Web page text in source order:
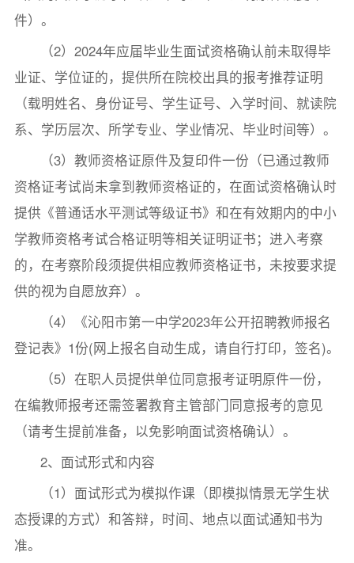
件）。
（2）2024年应届毕业生面试资格确认前未取得毕
业证、学位证的，提供所在院校出具的报考推荐证明
（载明姓名、身份证号、学生证号、入学时间、就读院
系、学历层次、所学专业、学业情况、毕业时间等）。
（3）教师资格证原件及复印件一份（已通过教师
资格证考试尚未拿到教师资格证的，在面试资格确认时
提供《普通话水平测试等级证书》和在有效期内的中小
学教师资格考试合格证明等相关证明证书；进入考察
的，在考察阶段须提供相应教师资格证书，未按要求提
供的视为自愿放弃）。
（4）《沁阳市第一中学2023年公开招聘教师报名
登记表》1份(网上报名自动生成，请自行打印，签名)。
（5）在职人员提供单位同意报考证明原件一份，
在编教师报考还需签署教育主管部门同意报考的意见
（请考生提前准备，以免影响面试资格确认）。
2、面试形式和内容
（1）面试形式为模拟作课（即模拟情景无学生状
态授课的方式）和答辩，时间、地点以面试通知书为
准。